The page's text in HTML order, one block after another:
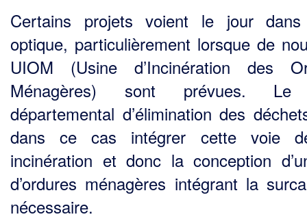
Certains projets voient le jour
optique, particulièrement lorsque de
UIOM (Usine d’Incinération des
Ménagères) sont prévues. Le
départemental d’élimination des
dans ce cas intégrer cette voie
incinération et donc la conception
d’ordures ménagères intégrant la
nécessaire.